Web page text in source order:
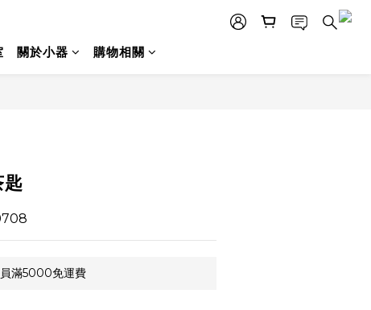
關於小器 購物相關
匙
滿5000免運費